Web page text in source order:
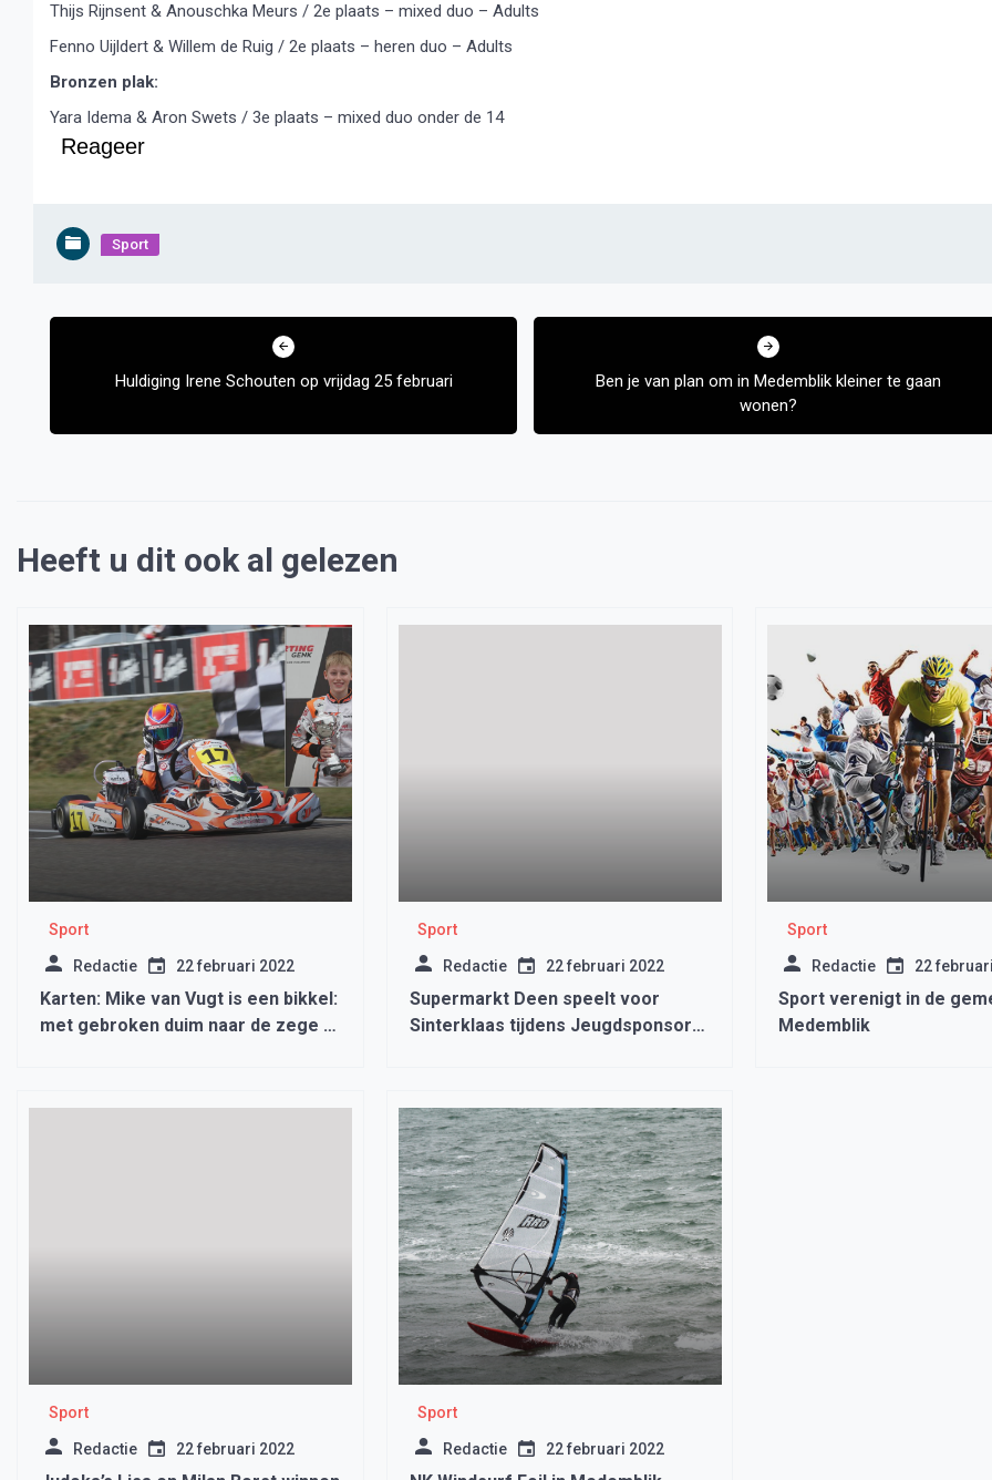
Thijs Rijnsent & Anouschka Meurs / 2e plaats – mixed duo – Adults
Fenno Uijldert & Willem de Ruig / 2e plaats – heren duo – Adults
Bronzen plak:
Yara Idema & Aron Swets / 3e plaats – mixed duo onder de 14
Reageer
Sport
Bericht
Huldiging Irene Schouten op vrijdag 25 februari
Ben je van plan om in Medemblik kleiner te gaan
wonen?
Heeft u dit ook al gelezen
Sport
Redactie 22 februari 2022
Karten: Mike van Vugt is een bikkel:
met gebroken duim naar de zege in
Sport
Redactie 22 februari 2022
Supermarkt Deen speelt voor
Sinterklaas tijdens Jeugdsponsor
Sport
Redactie 22
Sport verenigt in de
Medemblik
Sport
Redactie 22 februari 2022
Sport
Redactie 22 februari 2022